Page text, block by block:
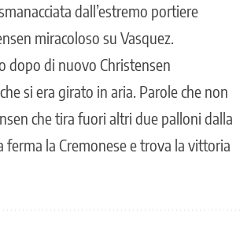
dall’estremo portiere
miracoloso su Vasquez.
dopo di nuovo Christensen
si era girato in aria. Parole che non
che tira fuori altri due palloni dalla
la Cremonese e trova la vittoria